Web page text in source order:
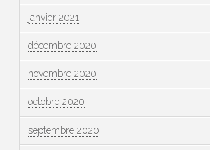
janvier 2021
décembre 2020
novembre 2020
octobre 2020
septembre 2020